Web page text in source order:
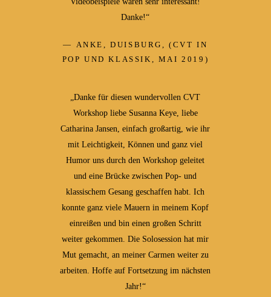
Danke!“
ANKE, DUISBURG, (CVT IN
POP UND KLASSIK, MAI 2019)
„Danke für diesen wundervollen CVT
Workshop liebe Susanna Keye, liebe
Catharina Jansen, einfach großartig, wie ihr
mit Leichtigkeit, Können und ganz viel
Humor uns durch den Workshop geleitet
und eine Brücke zwischen Pop- und
klassischem Gesang geschaffen habt. Ich
konnte ganz viele Mauern in meinem Kopf
einreißen und bin einen großen Schritt
weiter gekommen. Die Solosession hat mir
Mut gemacht, an meiner Carmen weiter zu
arbeiten. Hoffe auf Fortsetzung im nächsten
Jahr!“